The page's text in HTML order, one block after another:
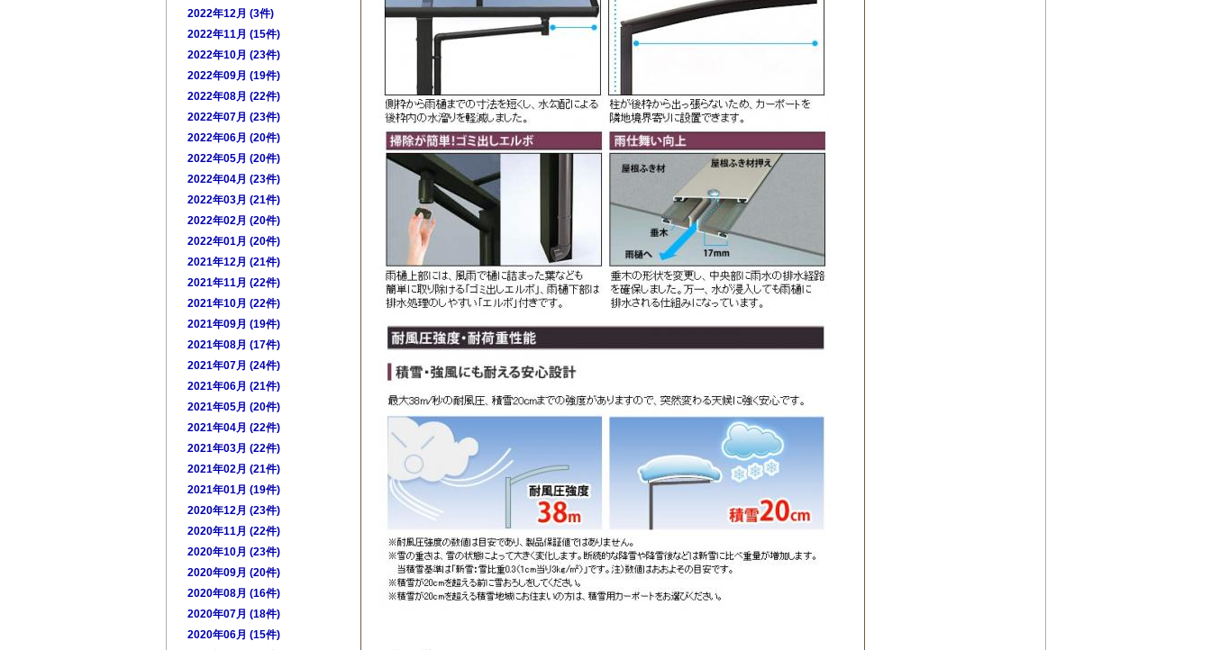
2022年12月 (3件)
2022年11月 (15件)
2022年10月 (23件)
2022年09月 (19件)
2022年08月 (22件)
2022年07月 (23件)
2022年06月 (20件)
2022年05月 (20件)
2022年04月 (23件)
2022年03月 (21件)
2022年02月 (20件)
2022年01月 (20件)
2021年12月 (21件)
2021年11月 (22件)
2021年10月 (22件)
2021年09月 (19件)
2021年08月 (17件)
2021年07月 (24件)
2021年06月 (21件)
2021年05月 (20件)
2021年04月 (22件)
2021年03月 (22件)
2021年02月 (21件)
2021年01月 (19件)
2020年12月 (23件)
2020年11月 (22件)
2020年10月 (23件)
2020年09月 (20件)
2020年08月 (16件)
2020年07月 (18件)
2020年06月 (15件)